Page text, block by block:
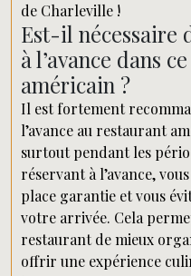
de Charleville !
Est-il nécessaire
à l’avance dans
américain ?
Il est fortement
l’avance au restaurant
surtout pendant les
réservant à l’avance,
place garantie et vous
votre arrivée. Cela
restaurant de mieux
offrir une expérience